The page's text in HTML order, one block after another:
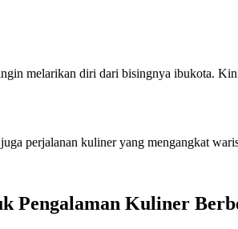
melarikan diri dari bisingnya ibukota.
perjalanan kuliner yang mengangkat
Pengalaman Kuliner